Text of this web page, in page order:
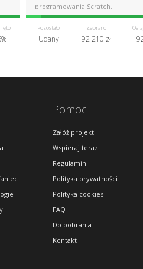
programowania Scratch.
Pozostało
Udany
Zebrano
92 210 zł
Pomoc
Załóż projekt
Wspieraj teraz
Regulamin
Polityka prywatności
Polityka cookies
FAQ
Do pobrania
Kontakt